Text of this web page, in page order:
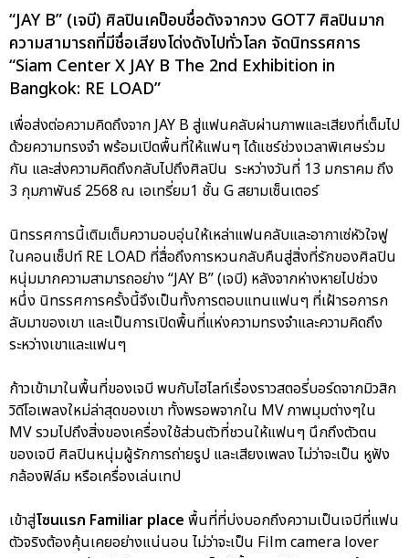
“JAY B” (เจบี) ศิลปินเคป็อบชื่อดังจากวง GOT7 ศิลปินมาก
ความสามารถที่มีชื่อเสียงโด่งดังไปทั่วโลก จัดนิทรรศการ
“Siam Center X JAY B The 2nd Exhibition in
Bangkok: RE LOAD”
เพื่อส่งต่อความคิดถึงจาก JAY B สู่แฟนคลับผ่านภาพและเสียงที่เต็มไป
ด้วยความทรงจำ พร้อมเปิดพื้นที่ให้แฟนๆ ได้แชร์ช่วงเวลาพิเศษร่วม
กัน และส่งความคิดถึงกลับไปถึงศิลปิน ระหว่างวันที่ 13 มกราคม ถึง
3 กุมภาพันธ์ 2568 ณ เอเทรี่ยม1 ชั้น G สยามเซ็นเตอร์
นิทรรศการนี้เติมเต็มความอบอุ่นให้เหล่าแฟนคลับและอากาเซ่หัวใจฟู
ในคอนเซ็ปท์ RE LOAD ที่สื่อถึงการหวนกลับคืนสู่สิ่งที่รักของศิลปิน
หนุ่มมากความสามารถอย่าง “JAY B” (เจบี) หลังจากห่างหายไปช่วง
หนึ่ง นิทรรศการครั้งนี้จึงเป็นทั้งการตอบแทนแฟนๆ ที่เฝ้ารอการก
ลับมาของเขา และเป็นการเปิดพื้นที่แห่งความทรงจำและความคิดถึง
ระหว่างเขาและแฟนๆ
ก้าวเข้ามาในพื้นที่ของเจบี พบกับไฮไลท์เรื่องราวสตอรี่บอร์ดจากมิวสิก
วิดีโอเพลงใหม่ล่าสุดของเขา ทั้งพรอพจากใน MV ภาพมุมต่างๆใน
MV รวมไปถึงสิ่งของเครื่องใช้ส่วนตัวที่ชวนให้แฟนๆ นึกถึงตัวตน
ของเจบี ศิลปินหนุ่มผู้รักการถ่ายรูป และเสียงเพลง ไม่ว่าจะเป็น หูฟัง
กล้องฟิล์ม หรือเครื่องเล่นเทป
เข้าสู่โซนแรก Familiar place พื้นที่ที่บ่งบอกถึงความเป็นเจบีที่แฟน
ตัวจริงต้องคุ้นเคยอย่างแน่นอน ไม่ว่าจะเป็น Film camera lover